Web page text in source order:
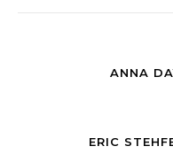
ANNA
ERIC